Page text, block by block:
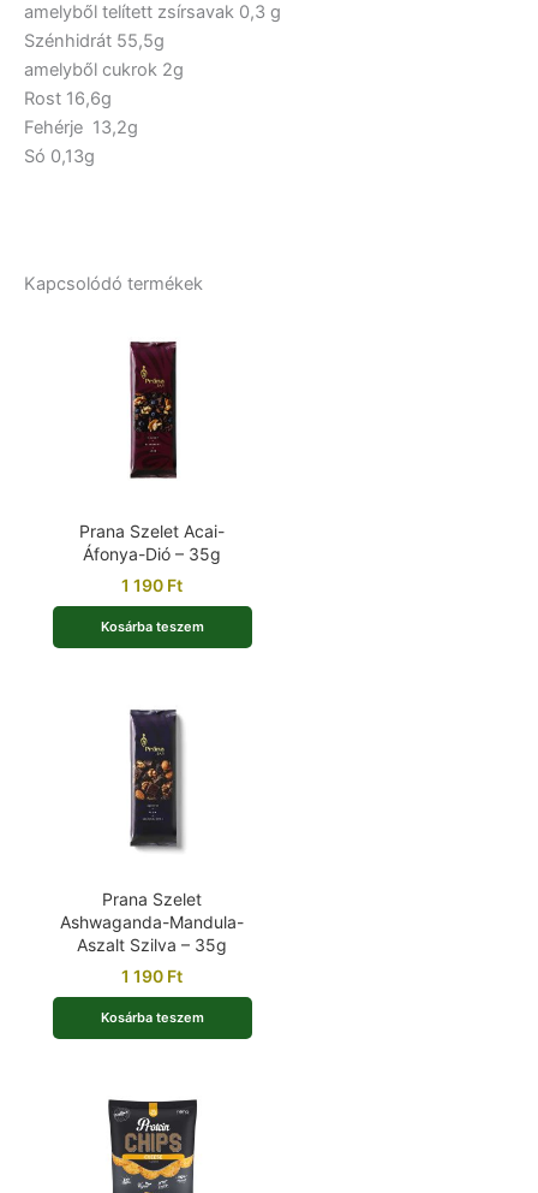
amelyből telített zsírsavak 0,3 g
Szénhidrát 55,5g
amelyből cukrok 2g
Rost 16,6g
Fehérje 13,2g
Só 0,13g
Kapcsolódó termékek
Prana Szelet Acai-
Áfonya-Dió – 35g
1 190 Ft
Kosárba teszem
Prana Szelet
Ashwaganda-Mandula-
Aszalt Szilva – 35g
1 190 Ft
Kosárba teszem